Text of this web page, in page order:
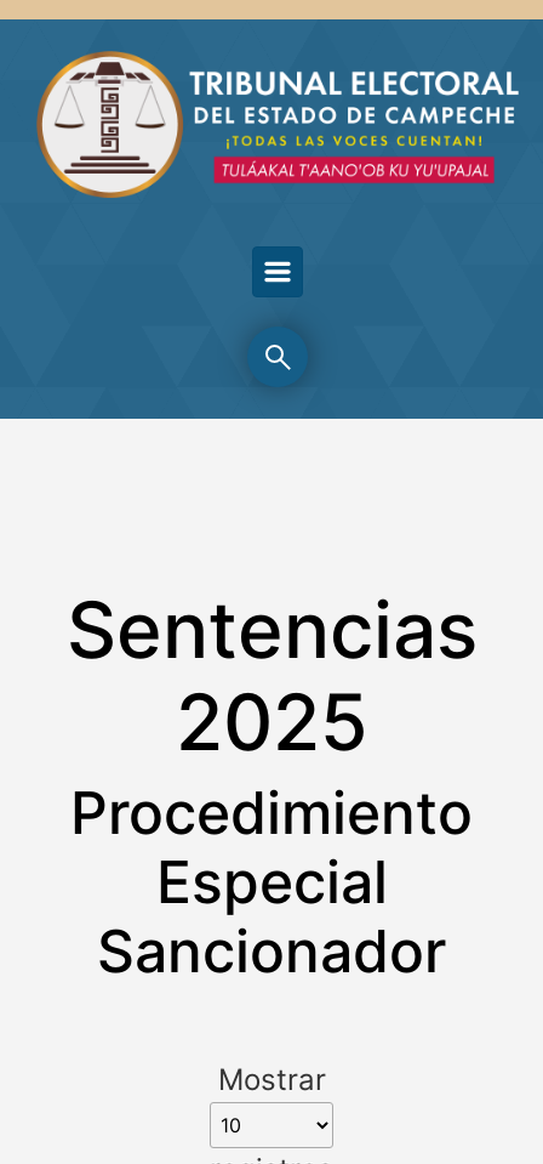
Skip to main content
Sentencias
2025
Procedimiento
Especial
Sancionador
Mostrar